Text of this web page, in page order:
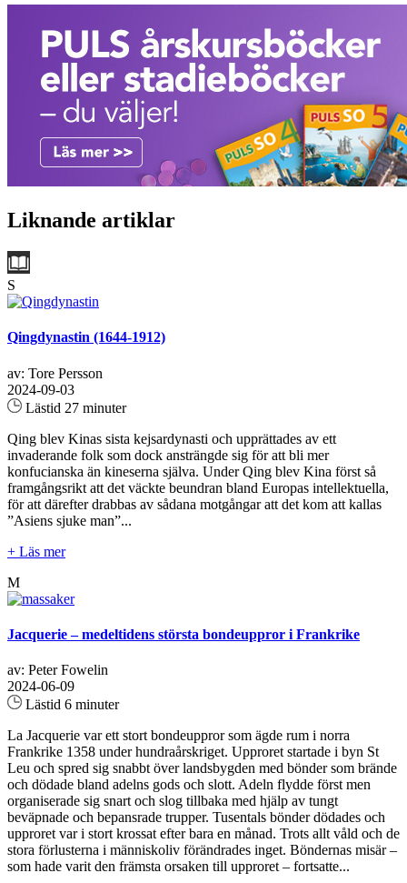
Liknande artiklar
S
Qingdynastin (1644-1912)
av: Tore Persson
2024-09-03
Lästid 27 minuter
Qing blev Kinas sista kejsardynasti och upprättades av ett
invaderande folk som dock ansträngde sig för att bli mer
konfucianska än kineserna själva. Under Qing blev Kina först så
framgångsrikt att det väckte beundran bland Europas intellektuella,
för att därefter drabbas av sådana motgångar att det kom att kallas
”Asiens sjuke man”...
+ Läs mer
M
Jacquerie – medeltidens största bondeuppror i Frankrike
av: Peter Fowelin
2024-06-09
Lästid 6 minuter
La Jacquerie var ett stort bondeuppror som ägde rum i norra
Frankrike 1358 under hundraårskriget. Upproret startade i byn St
Leu och spred sig snabbt över landsbygden med bönder som brände
och dödade bland adelns gods och slott. Adeln flydde först men
organiserade sig snart och slog tillbaka med hjälp av tungt
beväpnade och bepansrade trupper. Tusentals bönder dödades och
upproret var i stort krossat efter bara en månad. Trots allt våld och de
stora förlusterna i människoliv förändrades inget. Böndernas misär –
som hade varit den främsta orsaken till upproret – fortsatte...